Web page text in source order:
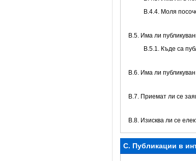
В.4.4. Моля
В.5. Има ли
В.5.1. Къде са
В.6. Има ли
В.7. Приемат ли се
В.8. Изисква ли се
C. Публикации в